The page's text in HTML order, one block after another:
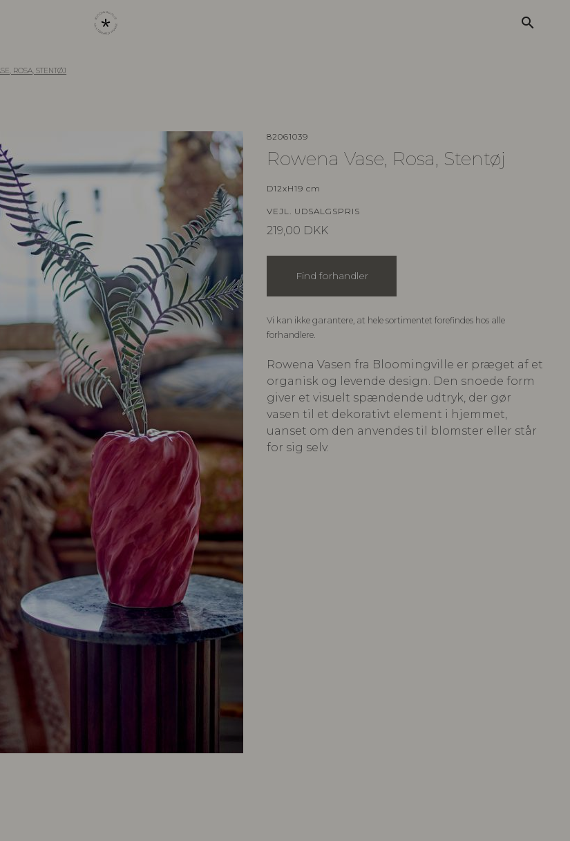
search
ROSA, STENTØJ
82061039
Rowena Vase, Rosa, Stentøj
D12xH19 cm
VEJL. UDSALGSPRIS
219,00 DKK
Find forhandler
Vi kan ikke garantere, at hele sortimentet forefindes hos alle
forhandlere.
Rowena Vasen fra Bloomingville er præget af et
organisk og levende design. Den snoede form
giver et visuelt spændende udtryk, der gør
vasen til et dekorativt element i hjemmet,
uanset om den anvendes til blomster eller står
for sig selv.